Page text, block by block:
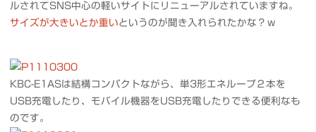
ルされてSNS中心の軽いサイトにリニューアルされていますね。
サイズが大きいとか重いというのが聞き入れられたかな？ｗ
KBC-E1ASは結構コンパクトながら、単3形エネループ２本を
USB充電したり、モバイル機器をUSB充電したりできる便利なも
のです。